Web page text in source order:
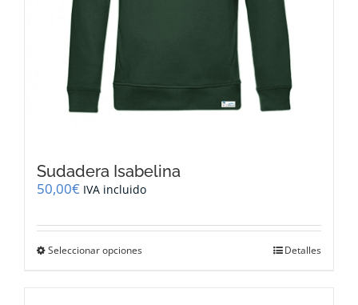
Sudadera Isabelina
50,00€ IVA incluido
Seleccionar opciones Detalles